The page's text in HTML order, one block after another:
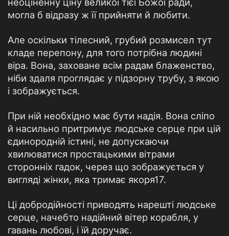
могла б відразу ж її прийняти й любити.
Але оскільки тілесний, грубий розмисел тут
кладе перепону, для того потрібна людині
віра. Вона, заховане всім радам блаженство,
ніби здаля проглядає у підзорну трубу, з якою
і зображується.
При ній необхідно має бути надія. Вона сліпо
й насильно притримує людське серце при цій
єдинородній істині, не допус­каючи
хвилюватися простацькими вітрами
сторонніх гадок, через що зображується у
вигляді жінки, яка тримає якоря17.
Ці добродійності приводять нарешті людське
серце, начебто надійний вітер корабля, у
гавань любові, і їй доручає.